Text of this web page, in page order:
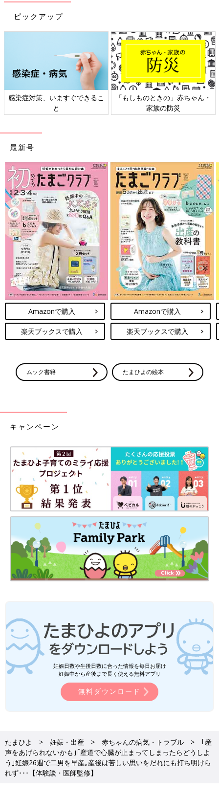
ピックアップ
感染症対策、いますぐできるこ
と
「もしものときの」赤ちゃん・
家族の防災
最新号
Amazonで購入
楽天ブックスで購入
Amazonで購入
楽天ブックスで購入
ムック書籍 たまひよの絵本
キャンペーン
妊娠日数や生後日数に合った情報を毎日お届け
妊娠中から産後まで長く使える無料アプリ
無料ダウンロード
たまひよ 妊娠・出産 赤ちゃんの病気・トラブル
｢産
声をあげられないかも｣｢産道で心臓が止まってしまったらどうしよ
う｣妊娠26週で二男を早産｡産後は苦しい思いをだれにも打ち明けら
れず･･･【体験談・医師監修】